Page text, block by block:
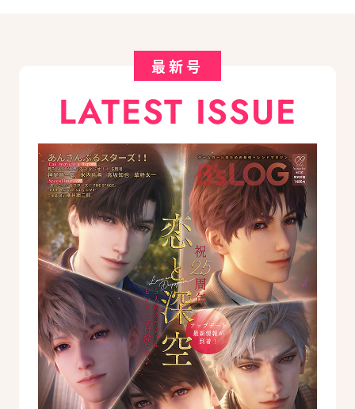
最新号
LATEST ISSUE